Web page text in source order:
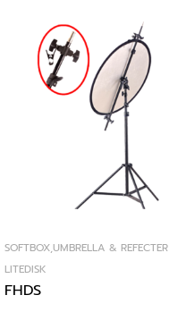
SOFTBOX,UMBRELLA & REFECTER
LITEDISK
FHDS